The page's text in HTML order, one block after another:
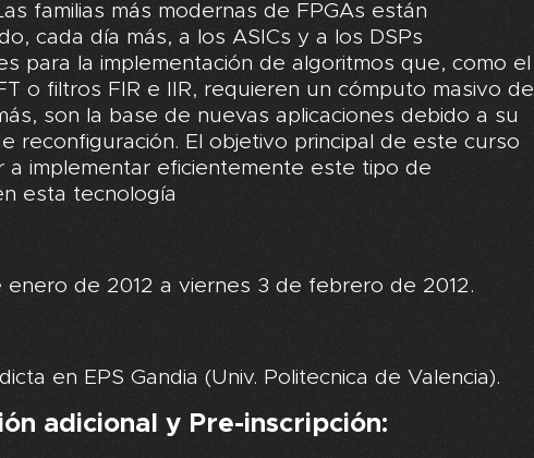
familias más modernas de FPGAs están
cada día más, a los ASICs y a los DSPs
para la implementación de algoritmos que, como el
o filtros FIR e IIR, requieren un cómputo masivo de
son la base de nuevas aplicaciones debido a su
reconfiguración. El objetivo principal de este curso
a implementar eficientemente este tipo de
esta tecnología
enero de 2012 a viernes 3 de febrero de 2012.
en EPS Gandia (Univ. Politecnica de Valencia).
adicional y Pre-inscripción: